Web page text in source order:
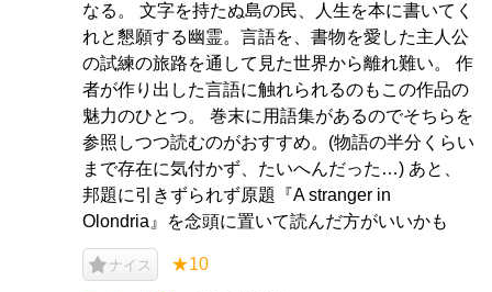
なる。 文字を持たぬ島の民、人生を本に書いてく
れと懇願する幽霊。言語を、書物を愛した主人公
の試練の旅路を通して見た世界から離れ難い。 作
者が作り出した言語に触れられるのもこの作品の
魅力のひとつ。 巻末に用語集があるのでそちらを
参照しつつ読むのがおすすめ。(物語の半分くらい
まで存在に気付かず、たいへんだった…) あと、
邦題に引きずられず原題『A stranger in
Olondria』を念頭に置いて読んだ方がいいかも
ナイス ★10